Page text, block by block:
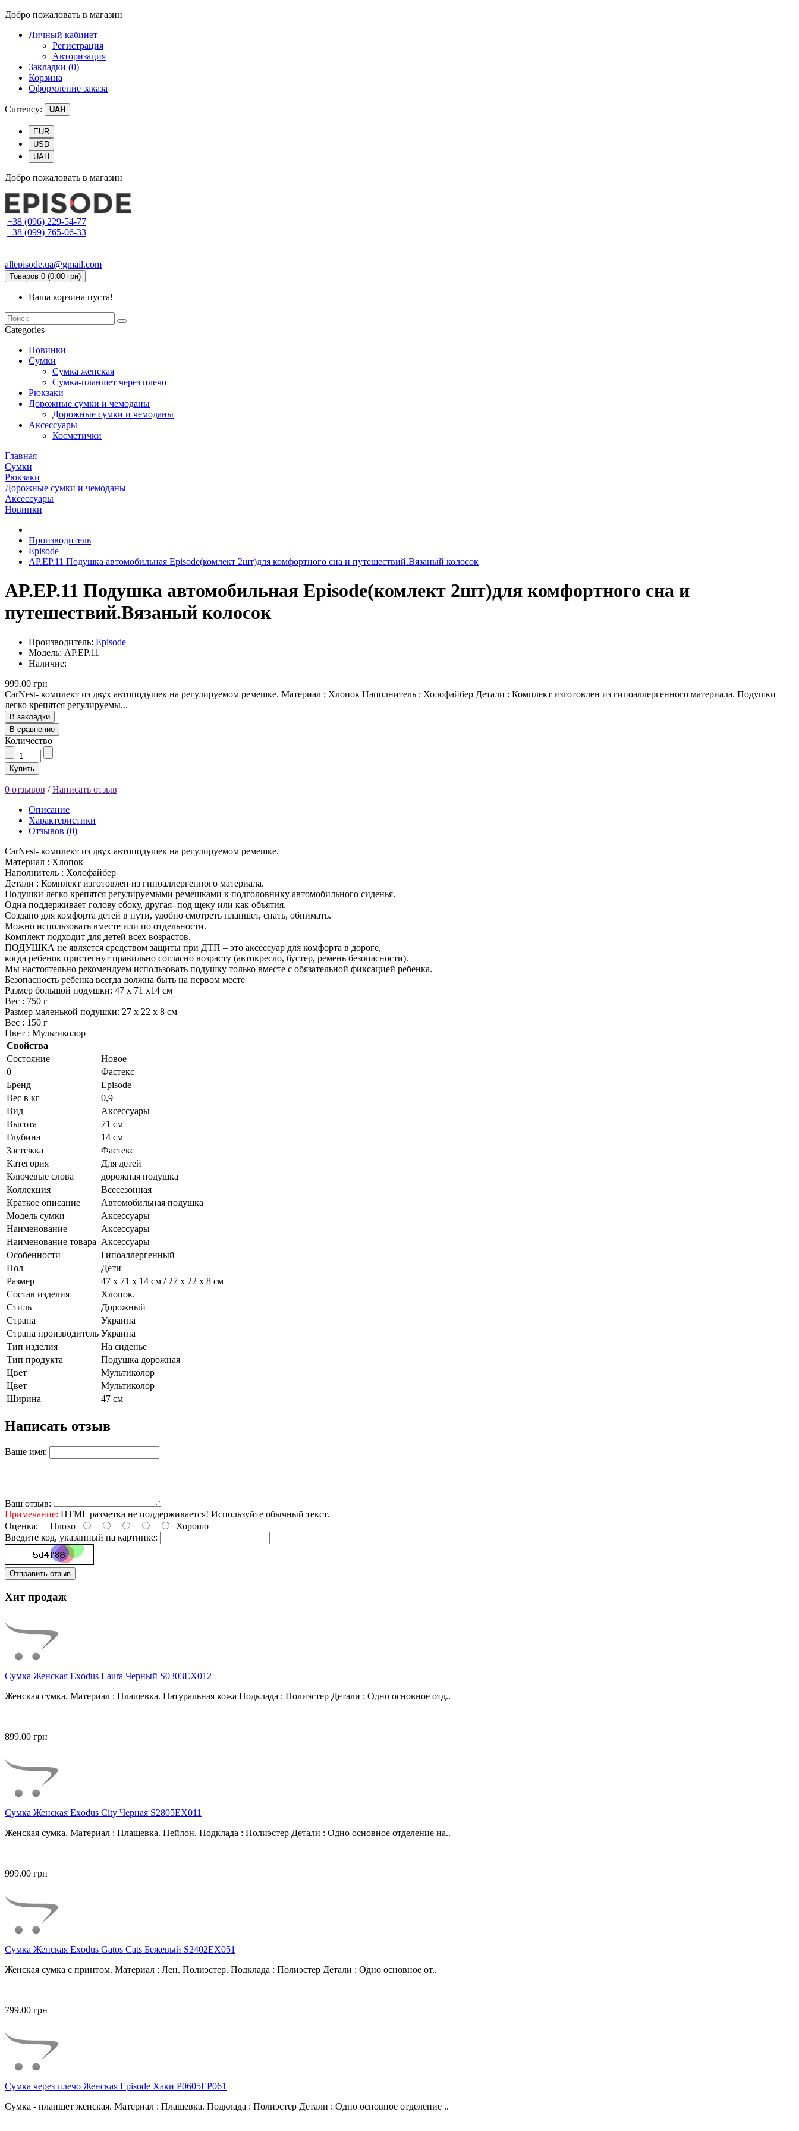
Добро пожаловать в магазин
Личный кабинет
Регистрация
Авторизация
Закладки (0)
Корзина
Оформление заказа
Currency: UAH
EUR
USD
UAH
Добро пожаловать в магазин
+38 (096) 229-54-77
+38 (099) 765-06-33
allepisode.ua@gmail.com
Товаров 0 (0.00 грн)
Ваша корзина пуста!
Categories
Новинки
Сумки
Сумка женская
Сумка-планшет через плечо
Рюкзаки
Дорожные сумки и чемоданы
Дорожные сумки и чемоданы
Аксессуары
Косметички
Главная
Сумки
Рюкзаки
Дорожные сумки и чемоданы
Аксессуары
Новинки
Производитель
Episode
AP.EP.11 Подушка автомобильная Episode(комлект 2шт)для комфортного сна и путешествий.Вязаный колосок
AP.EP.11 Подушка автомобильная Episode(комлект 2шт)для комфортного сна и
путешествий.Вязаный колосок
Производитель: Episode
Модель: AP.EP.11
Наличие:
999.00 грн
CarNest- комплект из двух автоподушек на регулируемом ремешке. Материал : Хлопок Наполнитель : Холофайбер Детали : Комплект изготовлен из гипоаллергенного материала. Подушки
легко крепятся регулируемы...
В закладки
В сравнение
Количество
Купить
0 отзывов /Написать отзыв
Описание
Характеристики
Отзывов (0)
CarNest- комплект из двух автоподушек на регулируемом ремешке.
Материал : Хлопок
Наполнитель : Холофайбер
Детали : Комплект изготовлен из гипоаллергенного материала.
Подушки легко крепятся регулируемыми ремешками к подголовнику автомобильного сиденья.
Одна поддерживает голову сбоку, другая- под щеку или как объятия.
Создано для комфорта детей в пути, удобно смотреть планшет, спать, обнимать.
Можно использовать вместе или по отдельности.
Комплект подходит для детей всех возрастов.
ПОДУШКА не является средством защиты при ДТП – это аксессуар для комфорта в дороге,
когда ребенок пристегнут правильно согласно возрасту (автокресло, бустер, ремень безопасности).
Мы настоятельно рекомендуем использовать подушку только вместе с обязательной фиксацией ребенка.
Безопасность ребенка всегда должна быть на первом месте
Размер большой подушки: 47 х 71 х14 см
Вес : 750 г
Размер маленькой подушки: 27 х 22 х 8 см
Вес : 150 г
Цвет : Мультиколор
Свойства
Состояние
Новое
0
Фастекс
Бренд
Episode
Вес в кг
0,9
Вид
Аксессуары
Высота
71 см
Глубина
14 см
Застежка
Фастекс
Категория
Для детей
Ключевые слова
дорожная подушка
Коллекция
Всесезонная
Краткое описание
Автомобильная подушка
Модель сумки
Аксессуары
Наименование
Аксессуары
Наименование товара Аксессуары
Особенности
Гипоаллергенный
Пол
Дети
Размер
47 х 71 х 14 см / 27 х 22 х 8 см
Состав изделия
Хлопок.
Стиль
Дорожный
Страна
Украина
Страна производитель Украина
Тип изделия
На сиденье
Тип продукта
Подушка дорожная
Цвет
Мультиколор
Цвет
Мультиколор
Ширина
47 см
Написать отзыв
Ваше имя:
Ваш отзыв:
Примечание: HTML разметка не поддерживается! Используйте обычный текст.
Оценка: Плохо
Хорошо
Введите код, указанный на картинке:
Отправить отзыв
Хит продаж
Сумка Женская Exodus Laura Черный S0303EX012
Женская сумка. Материал : Плащевка. Натуральная кожа Подклада : Полиэстер Детали : Одно основное отд..
899.00 грн
Сумка Женская Exodus City Черная S2805EX011
Женская сумка. Материал : Плащевка. Нейлон. Подклада : Полиэстер Детали : Одно основное отделение на..
999.00 грн
Сумка Женская Exodus Gatos Cats Бежевый S2402EX051
Женская сумка с принтом. Материал : Лен. Полиэстер. Подклада : Полиэстер Детали : Одно основное от..
799.00 грн
Сумка через плечо Женская Episode Хаки P0605EP061
Сумка - планшет женская. Материал : Плащевка. Подклада : Полиэстер Детали : Одно основное отделение ..